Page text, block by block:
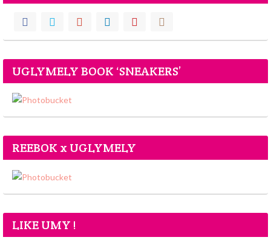
UGLYMELY BOOK ‘SNEAKERS’
REEBOK x UGLYMELY
LIKE UMY !